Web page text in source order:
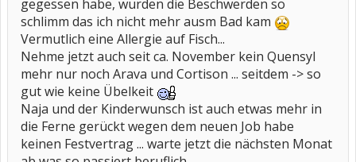
gegessen habe, wurden die Beschwerden so
schlimm das ich nicht mehr ausm Bad kam
Vermutlich eine Allergie auf Fisch...
Nehme jetzt auch seit ca. November kein Quensyl
mehr nur noch Arava und Cortison ... seitdem -> so
gut wie keine Übelkeit
Naja und der Kinderwunsch ist auch etwas mehr in
die Ferne gerückt wegen dem neuen Job habe
keinen Festvertrag ... warte jetzt die nächsten Monat